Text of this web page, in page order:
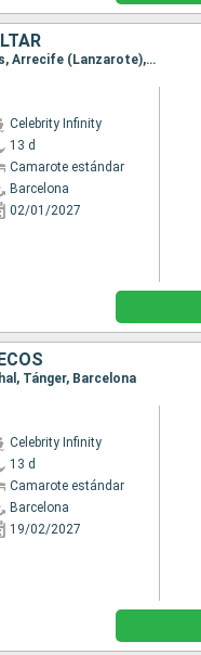
Itinerario : Barcelona, Málaga, Tánger, Casablanca, Santa Cruz de Tenerife, Las Palmas, Arrecife (Lanzarote), Gibraltar, Barcelona
Celebrity Infinity
13 d
Camarote estándar
Barcelona
02/01/2027
Tánger, Barcelona
Celebrity Infinity
13 d
Camarote estándar
Barcelona
19/02/2027